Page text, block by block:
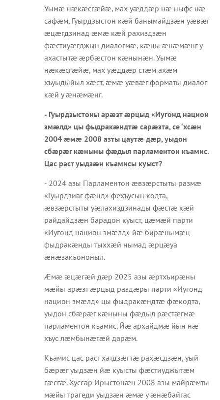
Уымæ нæкæсгæйæ, мах уæддæр нæ ныфс нæ
сафæм, Гуырдзыстон кæй банымайдзæн уæвæг
æцæгдзинад æмæ кæй рахиздзæн
фæстиуæгджын диалогмæ, кæцы æнæмæнг у
ахастытæ æрбæстон кæнынæн. Уымæ
нæкæсгæйæ, мах уæддæр стæм ахæм
хъуыдыйыл хæст, æмæ уæвæг форматы диалог
кæй у æнæмæнг.
- Гуырдзыстоны арæзт æрцыд «Иугонд национ
змæлд» цы фыдракæндтæ сарæзта, се ‘хсæн
2004 æмæ 2008 азты цаутæ дæр, уыдон
сбæрæг кæныны фæдыл парламентон къамис.
Цас раст уыдзæн къамисы куыст?
- 2024 азы Парламентон æвзæрстыты размæ
«Гуырдзиаг фæнд» фехъусын кодта,
æвзæрстыты уæлахиздзинады фæстæ кæй
райдайдзæн барадон куыст, цæмæй парти
«Иугонд национ змæлд» йæ бирæнымæц
фыдракæнды тыххæй нымад æрцæуа
æнæзакъононыл.
Æмæ æцæгæй дæр 2025 азы æртхъирæны
мæйы арæзт æрцыд раздæры парти «Иугонд
национ змæлд» цы фыдракæндтæ фæкодта,
уыдон сбæрæг кæныны фæдыл рæстæгмæ
парламентон къамис. Йæ архайдмæ йын нæ
хъус лæмбынæгæй дарæм.
Къамис цас раст хатдзæгтæ рахæсдзæн, уый
бæрæг уыдзæн йæ куысты фæстиуджытæм
гæсгæ. Хуссар Ирыстонæн 2008 азы майрæмты
мæйы трагеди уыдзæн æмæ у æнæбайгас